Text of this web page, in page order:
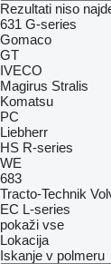
Rezultati niso
631 G-series
Gomaco
GT
IVECO
Magirus Stralis
Komatsu
PC
Liebherr
HS R-series
WE
683
Tracto-Technik
EC L-series
pokaži vse
Lokacija
Iskanje v polmeru